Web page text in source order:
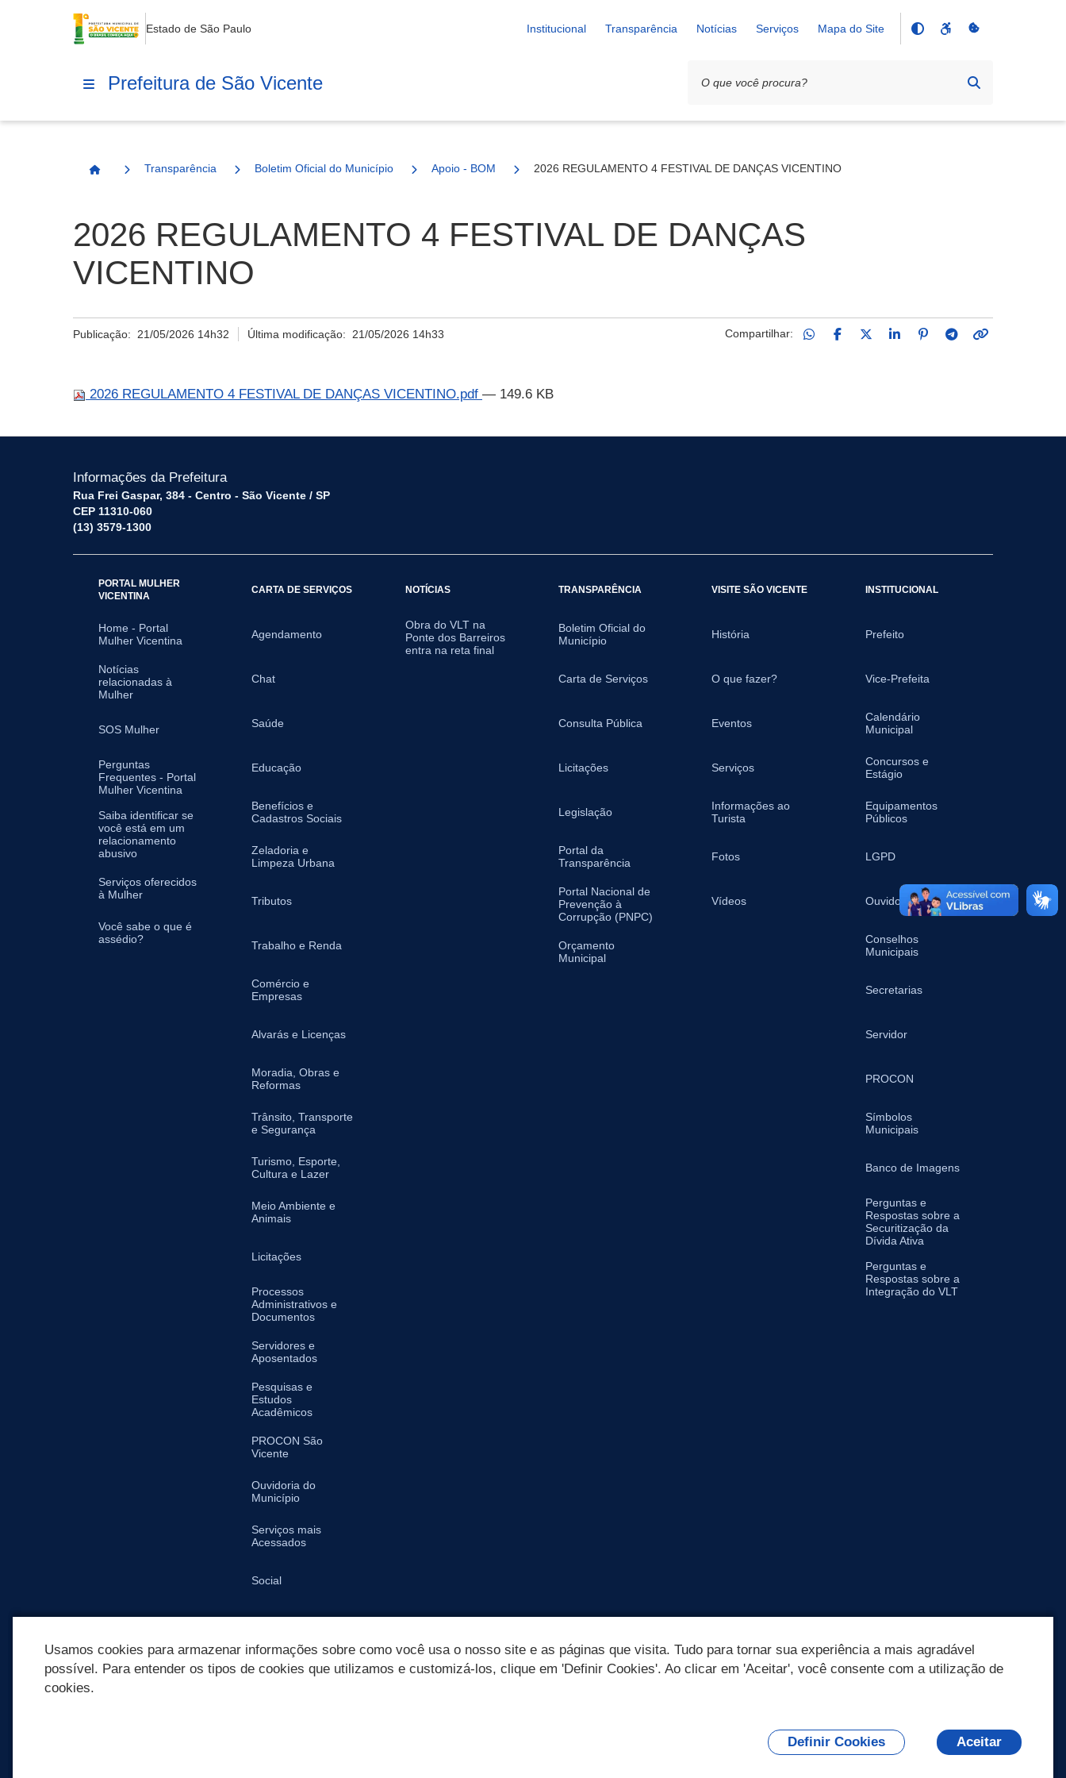
Estado de São Paulo Institucional Transparência Notícias Serviços Mapa do Site
Prefeitura de São Vicente
Página Inicial
Transparência Boletim Oficial do Município Apoio - BOM 2026 REGULAMENTO 4 FESTIVAL DE DANÇAS VICENTINO
2026 REGULAMENTO 4 FESTIVAL DE DANÇAS
VICENTINO
Publicação: 21/05/2026 14h32 Última modificação: 21/05/2026 14h33 Compartilhar:
2026 REGULAMENTO 4 FESTIVAL DE DANÇAS VICENTINO.pdf — 149.6 KB
Informações da Prefeitura
Rua Frei Gaspar, 384 - Centro - São Vicente / SP
CEP 11310-060
(13) 3579-1300
PORTAL MULHER
VICENTINA
Home - Portal
Mulher Vicentina
Notícias
relacionadas à
Mulher
SOS Mulher
Perguntas
Frequentes - Portal
Mulher Vicentina
Saiba identificar se
você está em um
relacionamento
abusivo
Serviços oferecidos
à Mulher
Você sabe o que é
assédio?
CARTA DE SERVIÇOS
Agendamento
Chat
Saúde
Educação
Benefícios e
Cadastros Sociais
Zeladoria e
Limpeza Urbana
Tributos
Trabalho e Renda
Comércio e
Empresas
Alvarás e Licenças
Moradia, Obras e
Reformas
Trânsito, Transporte
e Segurança
Turismo, Esporte,
Cultura e Lazer
Meio Ambiente e
Animais
Licitações
Processos
Administrativos e
Documentos
Servidores e
Aposentados
Pesquisas e
Estudos
Acadêmicos
PROCON São
Vicente
Ouvidoria do
Município
Serviços mais
Acessados
Social
NOTÍCIAS
Obra do VLT na
Ponte dos Barreiros
entra na reta final
TRANSPARÊNCIA
Boletim Oficial do
Município
Carta de Serviços
Consulta Pública
Licitações
Legislação
Portal da
Transparência
Portal Nacional de
Prevenção à
Corrupção (PNPC)
Orçamento
Municipal
VISITE SÃO VICENTE
História
O que fazer?
Eventos
Serviços
Informações ao
Turista
Fotos
Vídeos
INSTITUCIONAL
Prefeito
Vice-Prefeita
Calendário
Municipal
Concursos e
Estágio
Equipamentos
Públicos
LGPD
Ouvidoria
Conselhos
Municipais
Secretarias
Servidor
PROCON
Símbolos
Municipais
Banco de Imagens
Perguntas e
Respostas sobre a
Securitização da
Dívida Ativa
Perguntas e
Respostas sobre a
Integração do VLT
Usamos cookies para armazenar informações sobre como você usa o nosso site e as páginas que visita. Tudo para tornar sua experiência a mais agradável
possível. Para entender os tipos de cookies que utilizamos e customizá-los, clique em 'Definir Cookies'. Ao clicar em 'Aceitar', você consente com a utilização de
cookies.
Definir Cookies Aceitar
posso te ajudar?